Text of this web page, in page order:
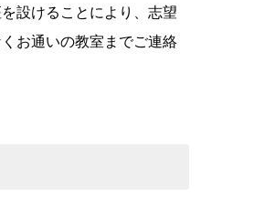
設けることにより、志望
お通いの教室までご連絡